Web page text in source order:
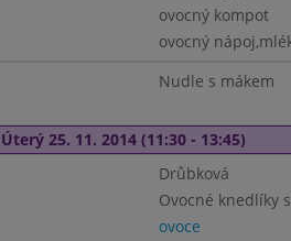
ovocný kompot
ovocný
Nudle s mákem
Úterý 25. 11. 2014 (11:30 - 13:45)
Drůbková
Ovocné knedlíky
ovoce